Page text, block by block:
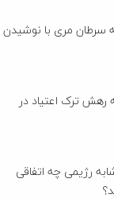
سرطان مری با نوشیدن
رهش ترک اعتیاد در
رژیمی چه اتفاقی